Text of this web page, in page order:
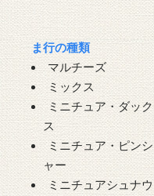
ま行の種類
マルチーズ
ミックス
ミニチュア・ダック
ス
ミニチュア・ピンシ
ャー
ミニチュアシュナウ